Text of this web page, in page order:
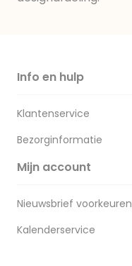
Info en hulp
Klantenservice
Bezorginformatie
Mijn account
Nieuwsbrief voorkeuren
Kalenderservice